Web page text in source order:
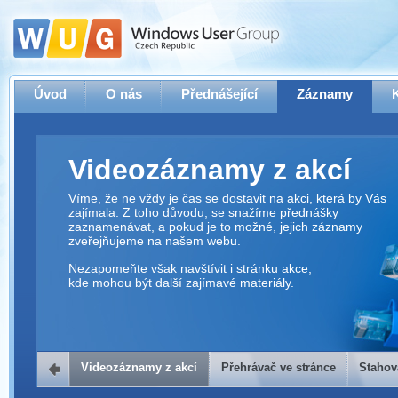
Úvod O nás Přednášející Záznamy
Videozáznamy z akcí
Víme, že ne vždy je čas se dostavit na akci, která by Vás
zajímala. Z toho důvodu, se snažíme přednášky
zaznamenávat, a pokud je to možné, jejich záznamy
zveřejňujeme na našem webu.
Nezapomeňte však navštívit i stránku akce,
kde mohou být další zajímavé materiály.
Přehrávač ve stránce
Videozáznamy z akcí Přehrávač ve stránce